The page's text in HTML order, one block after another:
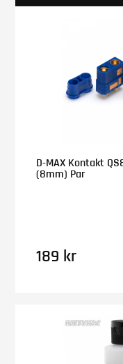
D-MAX Kontakt
(8mm) Par
189 kr